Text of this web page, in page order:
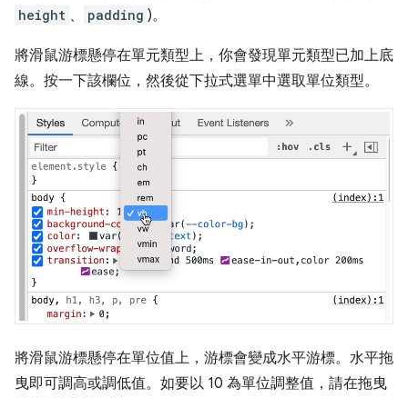
height 、 padding )。
將滑鼠游標懸停在單元類型上，你會發現單元類型已加上底
線。按一下該欄位，然後從下拉式選單中選取單位類型。
將滑鼠游標懸停在單位值上，游標會變成水平游標。水平拖
曳即可調高或調低值。如要以 10 為單位調整值，請在拖曳